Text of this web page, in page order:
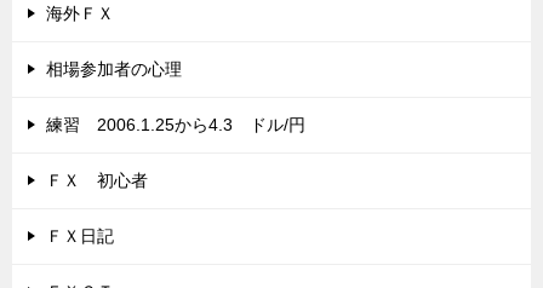
海外ＦＸ
相場参加者の心理
練習 2006.1.25から4.3 ドル/円
ＦＸ 初心者
ＦＸ日記